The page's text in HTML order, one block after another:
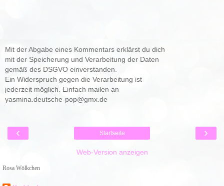
Mit der Abgabe eines Kommentars erklärst du dich
mit der Speicherung und Verarbeitung der Daten
gemäß des DSGVO einverstanden.
Ein Widerspruch gegen die Verarbeitung ist
jederzeit möglich. Einfach mailen an
yasmina.deutsche-pop@gmx.de
‹ ›
Startseite
Web-Version anzeigen
Rosa Wölkchen